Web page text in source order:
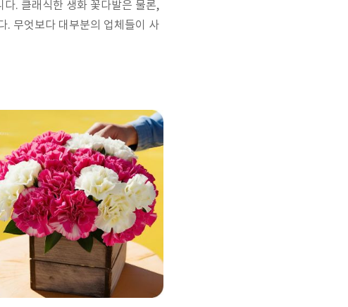
. 클래식한 생화 꽃다발은 물론,
. 무엇보다 대부분의 업체들이 사